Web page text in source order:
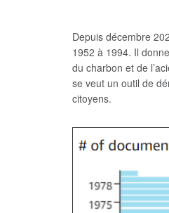
Depuis décembre
1952 à 1994. Il
du charbon et de
se veut un outil de
citoyens.